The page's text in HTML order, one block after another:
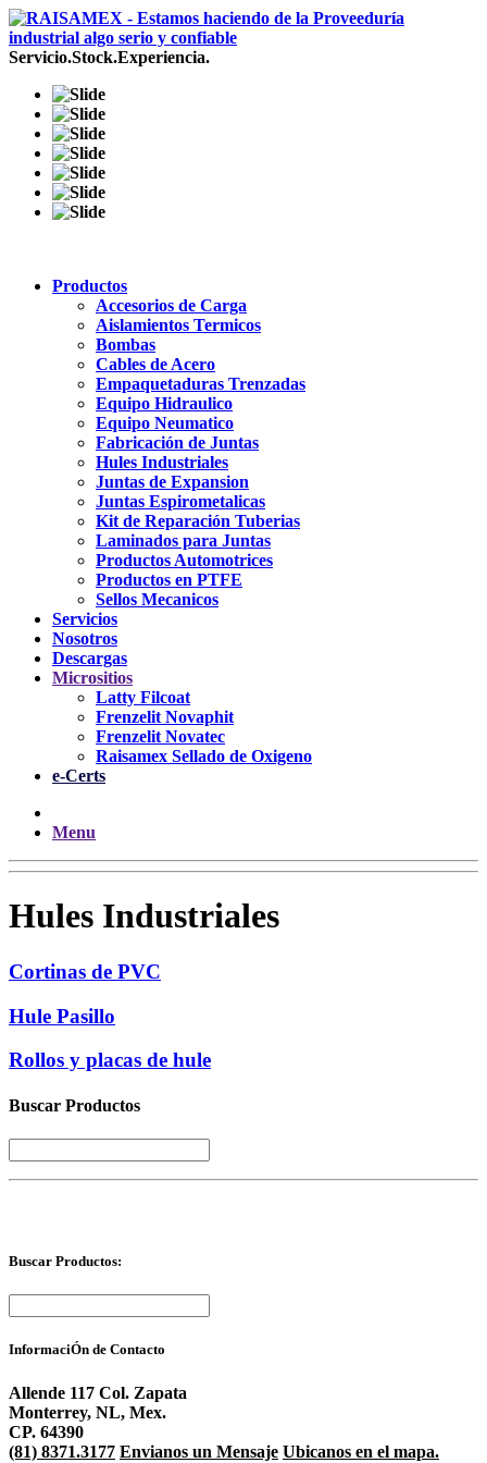
Servicio.Stock.Experiencia.
Productos
Accesorios de Carga
Aislamientos Termicos
Bombas
Cables de Acero
Empaquetaduras Trenzadas
Equipo Hidraulico
Equipo Neumatico
Fabricación de Juntas
Hules Industriales
Juntas de Expansion
Juntas Espirometalicas
Kit de Reparación Tuberias
Laminados para Juntas
Productos Automotrices
Productos en PTFE
Sellos Mecanicos
Servicios
Nosotros
Descargas
Micrositios
Latty Filcoat
Frenzelit Novaphit
Frenzelit Novatec
Raisamex Sellado de Oxigeno
e-Certs
Menu
Hules Industriales
Cortinas de PVC
Hule Pasillo
Rollos y placas de hule
Buscar Productos
Buscar Productos:
InformaciÓn de Contacto
Allende 117 Col. Zapata
Monterrey, NL, Mex.
CP. 64390
(81) 8371.3177 Envianos un Mensaje Ubicanos en el mapa.